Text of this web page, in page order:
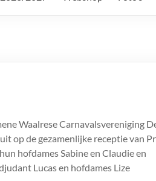
Waalrese Carnavalsvereniging
op de gezamenlijke receptie van
hofdames Sabine en Claudie en
Lucas en hofdames Lize